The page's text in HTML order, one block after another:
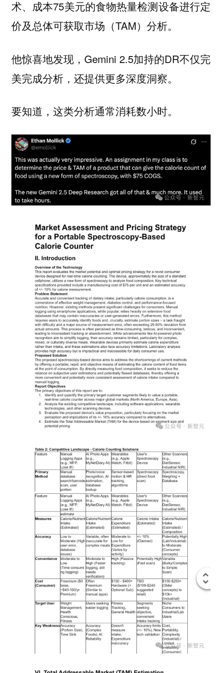
术、成本75美元的食物热量检测设备进行定
价及总体可获取市场（TAM）分析。
他惊喜地发现，Gemini 2.5加持的DR不仅完
美完成分析，还提供更多深度洞察。
要知道，这类分析通常消耗数小时。